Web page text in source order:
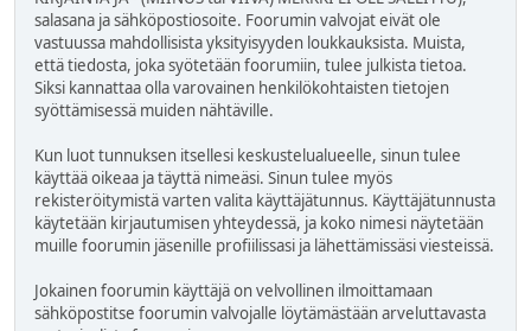
salasana ja sähköpostiosoite. Foorumin valvojat eivät ole
vastuussa mahdollisista yksityisyyden loukkauksista. Muista,
että tiedosta, joka syötetään foorumiin, tulee julkista tietoa.
Siksi kannattaa olla varovainen henkilökohtaisten tietojen
syöttämisessä muiden nähtäville.
Kun luot tunnuksen itsellesi keskustelualueelle, sinun tulee
käyttää oikeaa ja täyttä nimeäsi. Sinun tulee myös
rekisteröitymistä varten valita käyttäjätunnus. Käyttäjätunnusta
käytetään kirjautumisen yhteydessä, ja koko nimesi näytetään
muille foorumin jäsenille profiilissasi ja lähettämissäsi viesteissä.
Jokainen foorumin käyttäjä on velvollinen ilmoittamaan
sähköpostitse foorumin valvojalle löytämästään arveluttavasta